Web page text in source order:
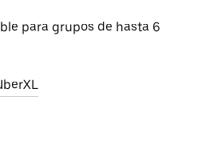
para grupos de hasta 6